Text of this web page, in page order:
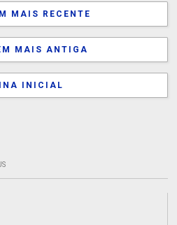
MAIS RECENTE
MAIS ANTIGA
INICIAL